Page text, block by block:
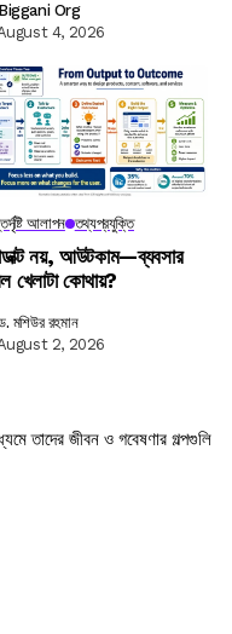
Biggani Org
4, 2026
আলাপন তথ্যপ্রযুক্তি
নয়, আউটকাম—ব্যবসার
খেলাটা কোথায়?
মশিউর রহমান
2, 2026
তাদের জীবন ও গবেষণার গল্পগুলি